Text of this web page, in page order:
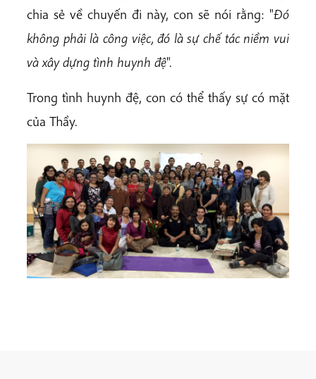
chia sẻ về chuyến đi này, con sẽ nói rằng: "Đó
không phải là công việc, đó là sự chế tác niềm vui
và xây dựng tình huynh đệ".
Trong tình huynh đệ, con có thể thấy sự có mặt
của Thầy.